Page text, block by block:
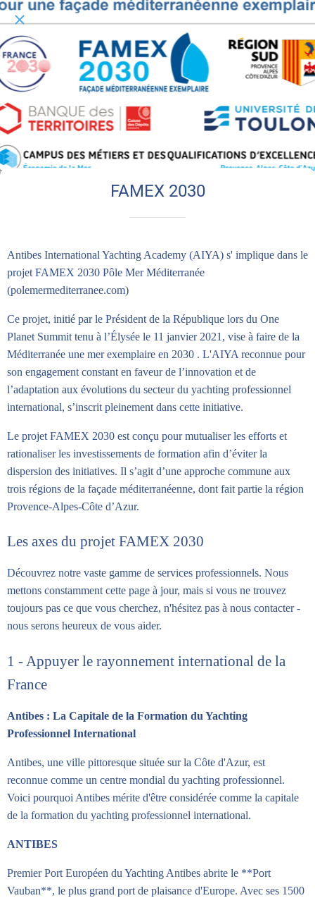
FAMEX 2030
Antibes International Yachting Academy (AIYA) s' implique dans le
projet FAMEX 2030 Pôle Mer Méditerranée
(polemermediterranee.com)
Ce projet, initié par le Président de la République lors du One
Planet Summit tenu à l’Élysée le 11 janvier 2021, vise à faire de la
Méditerranée une mer exemplaire en 2030 . L'AIYA reconnue pour
son engagement constant en faveur de l’innovation et de
l’adaptation aux évolutions du secteur du yachting professionnel
international, s’inscrit pleinement dans cette initiative.
Le projet FAMEX 2030 est conçu pour mutualiser les efforts et
rationaliser les investissements de formation afin d’éviter la
dispersion des initiatives. Il s’agit d’une approche commune aux
trois régions de la façade méditerranéenne, dont fait partie la région
Provence-Alpes-Côte d’Azur.
Les axes du projet FAMEX 2030
Découvrez notre vaste gamme de services professionnels. Nous
mettons constamment cette page à jour, mais si vous ne trouvez
toujours pas ce que vous cherchez, n'hésitez pas à nous contacter -
nous serons heureux de vous aider.
1 - Appuyer le rayonnement international de la
France
Antibes : La Capitale de la Formation du Yachting
Professionnel International
Antibes, une ville pittoresque située sur la Côte d'Azur, est
reconnue comme un centre mondial du yachting professionnel.
Voici pourquoi Antibes mérite d'être considérée comme la capitale
de la formation du yachting professionnel international.
ANTIBES
Premier Port Européen du Yachting Antibes abrite le **Port
Vauban**, le plus grand port de plaisance d'Europe. Avec ses 1500